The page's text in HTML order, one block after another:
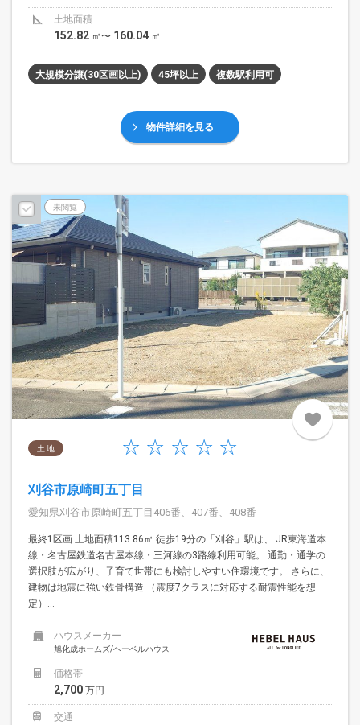
土地面積
152.82 ㎡〜 160.04 ㎡
大規模分譲(30区画以上) 45坪以上 複数駅利用可
物件詳細を見る
未閲覧
土 地
刈谷市原崎町五丁目
愛知県刈谷市原崎町五丁目406番、407番、408番
最終1区画 土地面積113.86㎡ 徒歩19分の「刈谷」駅は、 JR東海道本
線・名古屋鉄道名古屋本線・三河線の3路線利用可能。 通勤・通学の
選択肢が広がり、子育て世帯にも検討しやすい住環境です。 さらに、
建物は地震に強い鉄骨構造 （震度7クラスに対応する耐震性能を想
定）...
ハウスメーカー
旭化成ホームズ/ヘーベルハウス
価格帯
2,700 万円
交通